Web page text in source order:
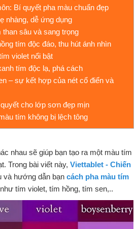
Bí quyết pha màu chuẩn đẹp
nhàng, dễ ứng dụng
sâu và sang trọng
tím độc đáo, thu hút ánh nhìn
violet nổi bật
tím độc lạ, phá cách
– sự kết hợp của nét cổ điển và
cho lớp sơn đẹp mịn
tím không bị lệch tông
nhau sẽ giúp bạn tạo ra một màu tím
Trong bài viết này, Viettablet - Chiến
và hướng dẫn bạn cách pha màu tím
tím violet, tím hồng, tím sen,..